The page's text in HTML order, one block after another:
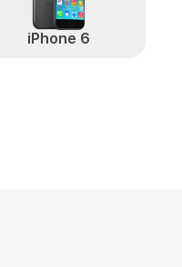
iPhone 6